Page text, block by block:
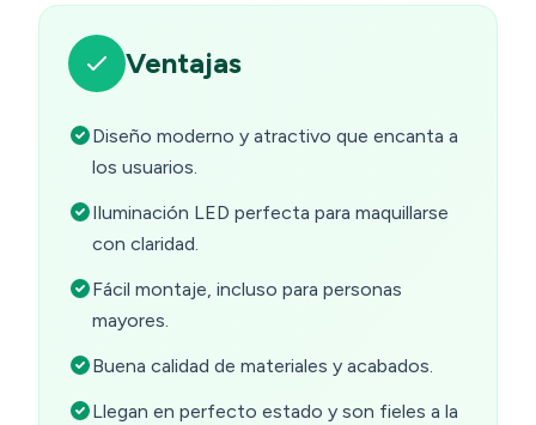
Ventajas
Diseño moderno y atractivo que encanta a
los usuarios.
Iluminación LED perfecta para maquillarse
con claridad.
Fácil montaje, incluso para personas
mayores.
Buena calidad de materiales y acabados.
Llegan en perfecto estado y son fieles a la